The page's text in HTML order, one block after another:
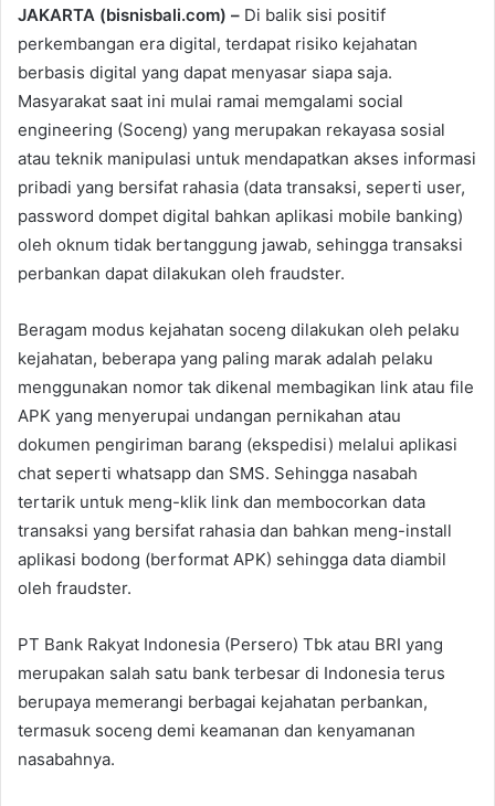
JAKARTA (bisnisbali.com) – Di balik sisi positif
perkembangan era digital, terdapat risiko kejahatan
berbasis digital yang dapat menyasar siapa saja.
Masyarakat saat ini mulai ramai memgalami social
engineering (Soceng) yang merupakan rekayasa sosial
atau teknik manipulasi untuk mendapatkan akses informasi
pribadi yang bersifat rahasia (data transaksi, seperti user,
password dompet digital bahkan aplikasi mobile banking)
oleh oknum tidak bertanggung jawab, sehingga transaksi
perbankan dapat dilakukan oleh fraudster.
Beragam modus kejahatan soceng dilakukan oleh pelaku
kejahatan, beberapa yang paling marak adalah pelaku
menggunakan nomor tak dikenal membagikan link atau file
APK yang menyerupai undangan pernikahan atau
dokumen pengiriman barang (ekspedisi) melalui aplikasi
chat seperti whatsapp dan SMS. Sehingga nasabah
tertarik untuk meng-klik link dan membocorkan data
transaksi yang bersifat rahasia dan bahkan meng-install
aplikasi bodong (berformat APK) sehingga data diambil
oleh fraudster.
PT Bank Rakyat Indonesia (Persero) Tbk atau BRI yang
merupakan salah satu bank terbesar di Indonesia terus
berupaya memerangi berbagai kejahatan perbankan,
termasuk soceng demi keamanan dan kenyamanan
nasabahnya.